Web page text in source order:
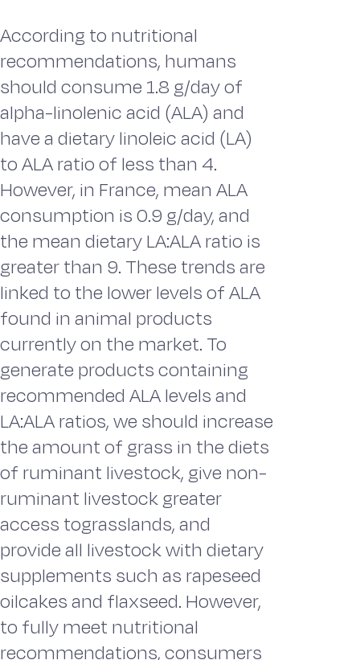
According to nutritional
recommendations, humans
should consume 1.8 g/day of
alpha-linolenic acid (ALA) and
have a dietary linoleic acid (LA)
to ALA ratio of less than 4.
However, in France, mean ALA
consumption is 0.9 g/day, and
the mean dietary LA:ALA ratio is
greater than 9. These trends are
linked to the lower levels of ALA
found in animal products
currently on the market. To
generate products containing
recommended ALA levels and
LA:ALA ratios, we should increase
the amount of grass in the diets
of ruminant livestock, give non-
ruminant livestock greater
access tograsslands, and
provide all livestock with dietary
supplements such as rapeseed
oilcakes and flaxseed. However,
to fully meet nutritional
recommendations, consumers